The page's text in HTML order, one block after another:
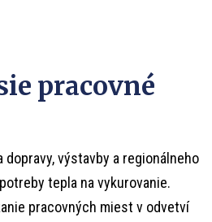
pracovné
výstavby a regionálneho
tepla na vykurovanie.
pracovných miest v odvetví